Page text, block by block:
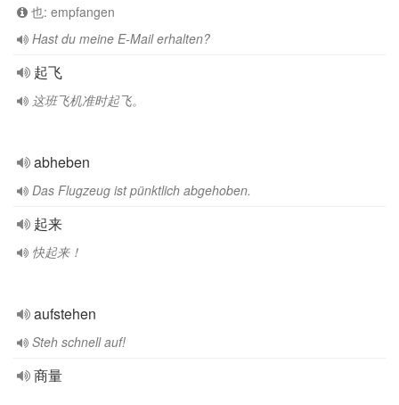
也: empfangen
Hast du meine E-Mail erhalten?
起飞
这班飞机准时起飞。
abheben
Das Flugzeug ist pünktlich abgehoben.
起来
快起来！
aufstehen
Steh schnell auf!
商量